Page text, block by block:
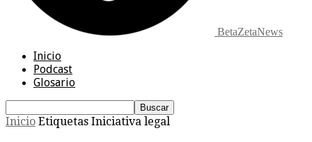
BetaZetaNews
Inicio
Podcast
Glosario
Inicio Etiquetas Iniciativa legal